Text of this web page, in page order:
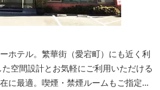
ホテル。繁華街（愛宕町）にも近く利
空間設計とお気軽にご利用いただける
に最適。喫煙・禁煙ルームもご指定い